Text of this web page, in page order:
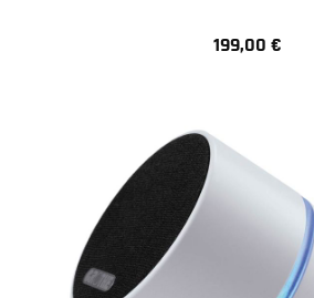
Cena regularna:
199,00 €